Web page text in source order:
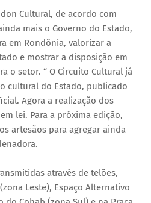
Cultural, de acordo com
mais o Governo do Estado,
em Rondônia, valorizar a
e mostrar a disposição em
o setor. “ O Circuito Cultural já
cultural do Estado, publicado
Agora a realização dos
lei. Para a próxima edição,
artesãos para agregar ainda
através de telões,
Leste), Espaço Alternativo